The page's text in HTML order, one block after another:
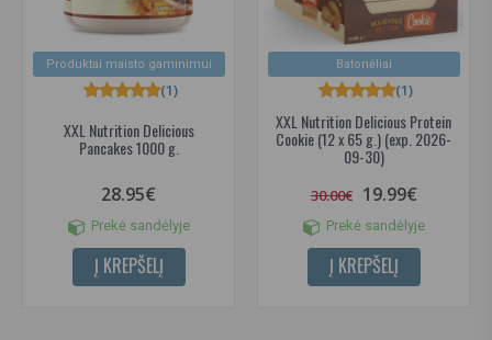
Produktai maisto gaminimui
XXL Nutrition Delicious
Pancakes 1000 g.
(1)
28.95€
Prekė sandėlyje
Į KREPŠELĮ
Batonėliai
XXL Nutrition Delicious Protein
Cookie (12 x 65 g.) (exp. 2026-
09-30)
(1)
30.00€ 19.99€
Prekė sandėlyje
Į KREPŠELĮ